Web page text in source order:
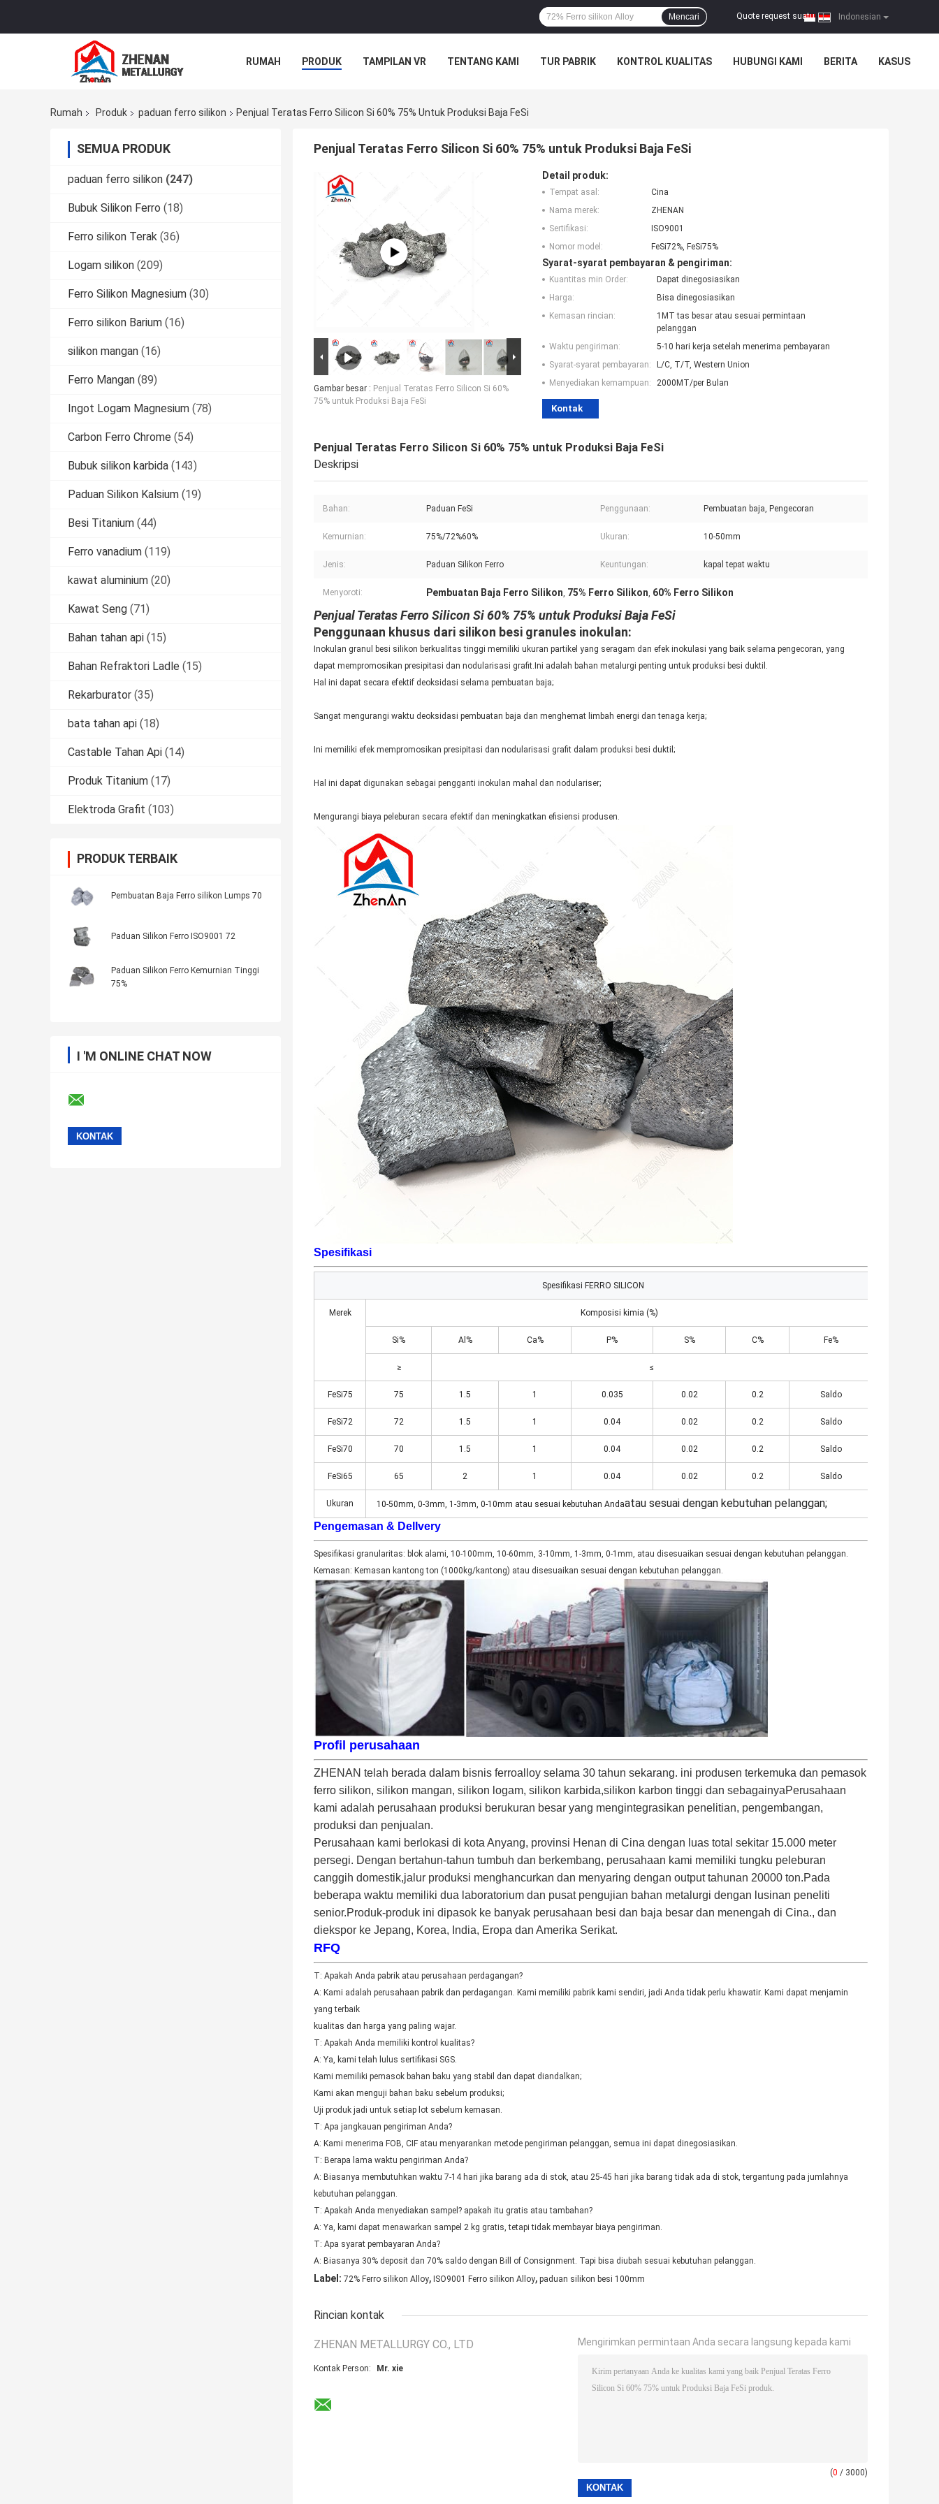
Indonesian
Quote request suatu |
Mencari
RUMAH PRODUK TAMPILAN VR TENTANG KAMI TUR PABRIK KONTROL KUALITAS HUBUNGI KAMI BERITA KASUS
Rumah Produk paduan ferro silikon Penjual Teratas Ferro Silicon Si 60% 75% Untuk Produksi Baja FeSi
SEMUA PRODUK
paduan ferro silikon (247)
Bubuk Silikon Ferro (18)
Ferro silikon Terak (36)
Logam silikon (209)
Ferro Silikon Magnesium (30)
Ferro silikon Barium (16)
silikon mangan (16)
Ferro Mangan (89)
Ingot Logam Magnesium (78)
Carbon Ferro Chrome (54)
Bubuk silikon karbida (143)
Paduan Silikon Kalsium (19)
Besi Titanium (44)
Ferro vanadium (119)
kawat aluminium (20)
Kawat Seng (71)
Bahan tahan api (15)
Bahan Refraktori Ladle (15)
Rekarburator (35)
bata tahan api (18)
Castable Tahan Api (14)
Produk Titanium (17)
Elektroda Grafit (103)
PRODUK TERBAIK
Pembuatan Baja Ferro silikon Lumps 70
Paduan Silikon Ferro ISO9001 72
Paduan Silikon Ferro Kemurnian Tinggi
75%
I 'M ONLINE CHAT NOW
Penjual Teratas Ferro Silicon Si 60% 75% untuk Produksi Baja FeSi
Gambar besar : Penjual Teratas Ferro Silicon Si 60%
75% untuk Produksi Baja FeSi
Detail produk:
Tempat asal:
Cina
Nama merek:
ZHENAN
Sertifikasi:
ISO9001
Nomor model:
FeSi72%, FeSi75%
Syarat-syarat pembayaran & pengiriman:
Kuantitas min Order:
Dapat dinegosiasikan
Harga:
Bisa dinegosiasikan
Kemasan rincian:
1MT tas besar atau sesuai permintaan
pelanggan
Waktu pengiriman:
5-10 hari kerja setelah menerima pembayaran
Syarat-syarat pembayaran:
L/C, T/T, Western Union
Menyediakan kemampuan:
2000MT/per Bulan
Kontak
Penjual Teratas Ferro Silicon Si 60% 75% untuk Produksi Baja FeSi
Deskripsi
Bahan: Paduan FeSi Penggunaan: Pembuatan baja, Pengecoran
Kemurnian: 75%/72%60% Ukuran: 10-50mm
Jenis: Paduan Silikon Ferro Keuntungan: kapal tepat waktu
Menyoroti: Pembuatan Baja Ferro Silikon, 75% Ferro Silikon, 60% Ferro Silikon
Penjual Teratas Ferro Silicon Si 60% 75% untuk Produksi Baja FeSi
Penggunaan khusus dari silikon besi granules inokulan:
Inokulan granul besi silikon berkualitas tinggi memiliki ukuran partikel yang seragam dan efek inokulasi yang baik selama pengecoran, yang
dapat mempromosikan presipitasi dan nodularisasi grafit.Ini adalah bahan metalurgi penting untuk produksi besi duktil.
Hal ini dapat secara efektif deoksidasi selama pembuatan baja;
Sangat mengurangi waktu deoksidasi pembuatan baja dan menghemat limbah energi dan tenaga kerja;
Ini memiliki efek mempromosikan presipitasi dan nodularisasi grafit dalam produksi besi duktil;
Hal ini dapat digunakan sebagai pengganti inokulan mahal dan nodulariser;
Mengurangi biaya peleburan secara efektif dan meningkatkan efisiensi produsen.
Spesifikasi
Spesifikasi FERRO SILICON
Merek Komposisi kimia (%)
Si% Al% Ca% P% S% C% Fe%
≥ ≤
FeSi75 75 1.5 1 0.035 0.02 0.2 Saldo
FeSi72 72 1.5 1 0.04 0.02 0.2 Saldo
FeSi70 70 1.5 1 0.04 0.02 0.2 Saldo
FeSi65 65 2 1 0.04 0.02 0.2 Saldo
Ukuran 10-50mm, 0-3mm, 1-3mm, 0-10mm atau sesuai kebutuhan Andaatau sesuai dengan kebutuhan pelanggan;
Pengemasan & Del Ivery
Spesifikasi granularitas: blok alami, 10-100mm, 10-60mm, 3-10mm, 1-3mm, 0-1mm, atau disesuaikan sesuai dengan kebutuhan pelanggan.
Kemasan: Kemasan kantong ton (1000kg/kantong) atau disesuaikan sesuai dengan kebutuhan pelanggan.
Profil perusahaan
ZHENAN telah berada dalam bisnis ferroalloy selama 30 tahun sekarang. ini produsen terkemuka dan pemasok
ferro silikon, silikon mangan, silikon logam, silikon karbida,silikon karbon tinggi dan sebagainyaPerusahaan
kami adalah perusahaan produksi berukuran besar yang mengintegrasikan penelitian, pengembangan,
produksi dan penjualan.
Perusahaan kami berlokasi di kota Anyang, provinsi Henan di Cina dengan luas total sekitar 15.000 meter
persegi. Dengan bertahun-tahun tumbuh dan berkembang, perusahaan kami memiliki tungku peleburan
canggih domestik,jalur produksi menghancurkan dan menyaring dengan output tahunan 20000 ton.Pada
beberapa waktu memiliki dua laboratorium dan pusat pengujian bahan metalurgi dengan lusinan peneliti
senior.Produk-produk ini dipasok ke banyak perusahaan besi dan baja besar dan menengah di Cina., dan
diekspor ke Jepang, Korea, India, Eropa dan Amerika Serikat.
RFQ
T: Apakah Anda pabrik atau perusahaan perdagangan?
A: Kami adalah perusahaan pabrik dan perdagangan. Kami memiliki pabrik kami sendiri, jadi Anda tidak perlu khawatir. Kami dapat menjamin
yang terbaik
kualitas dan harga yang paling wajar.
T: Apakah Anda memiliki kontrol kualitas?
A: Ya, kami telah lulus sertifikasi SGS.
Kami memiliki pemasok bahan baku yang stabil dan dapat diandalkan;
Kami akan menguji bahan baku sebelum produksi;
Uji produk jadi untuk setiap lot sebelum kemasan.
T: Apa jangkauan pengiriman Anda?
A: Kami menerima FOB, CIF atau menyarankan metode pengiriman pelanggan, semua ini dapat dinegosiasikan.
T: Berapa lama waktu pengiriman Anda?
A: Biasanya membutuhkan waktu 7-14 hari jika barang ada di stok, atau 25-45 hari jika barang tidak ada di stok, tergantung pada jumlahnya
kebutuhan pelanggan.
T: Apakah Anda menyediakan sampel? apakah itu gratis atau tambahan?
A: Ya, kami dapat menawarkan sampel 2 kg gratis, tetapi tidak membayar biaya pengiriman.
T: Apa syarat pembayaran Anda?
A: Biasanya 30% deposit dan 70% saldo dengan Bill of Consignment. Tapi bisa diubah sesuai kebutuhan pelanggan.
Label: 72% Ferro silikon Alloy, ISO9001 Ferro silikon Alloy, paduan silikon besi 100mm
Rincian kontak
ZHENAN METALLURGY CO., LTD
Kontak Person: Mr. xie
Mengirimkan permintaan Anda secara langsung kepada kami
(0 / 3000)